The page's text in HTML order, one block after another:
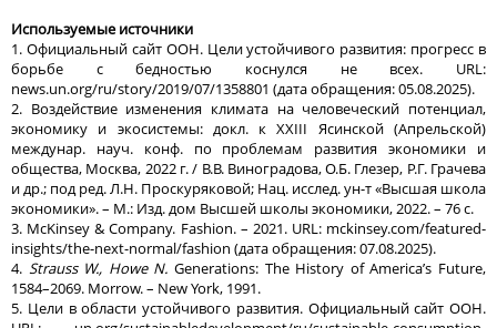
Используемые источники
1. Официальный сайт ООН. Цели устойчивого развития: прогресс в
борьбе с бедностью коснулся не всех. URL:
news.un.org/ru/story/2019/07/1358801 (дата обращения: 05.08.2025).
2. Воздействие изменения климата на человеческий потенциал,
экономику и экосистемы: докл. к XXIII Ясинской (Апрельской)
междунар. науч. конф. по проблемам развития экономики и
общества, Москва, 2022 г. / В.В. Виноградова, О.Б. Глезер, Р.Г. Грачева
и др.; под ред. Л.Н. Проскуряковой; Нац. исслед. ун-т «Высшая школа
экономики». – М.: Изд. дом Высшей школы экономики, 2022. – 76 с.
3. McKinsey & Company. Fashion. – 2021. URL: mckinsey.com/featured-
insights/the-next-normal/fashion (дата обращения: 07.08.2025).
4. Strauss W., Howe N. Generations: The History of America’s Future,
1584–2069. Morrow. – New York, 1991.
5. Цели в области устойчивого развития. Официальный сайт ООН.